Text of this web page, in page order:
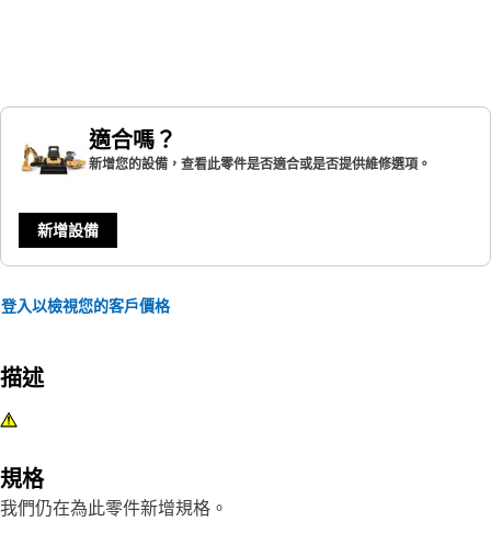
適合嗎？
新增您的設備，查看此零件是否適合或是否提供維修選項。
新增設備
登入以檢視您的客戶價格
描述
規格
我們仍在為此零件新增規格。